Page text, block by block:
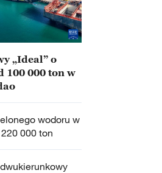
„Ideal” o
100 000 ton w
wodoru w
000 ton